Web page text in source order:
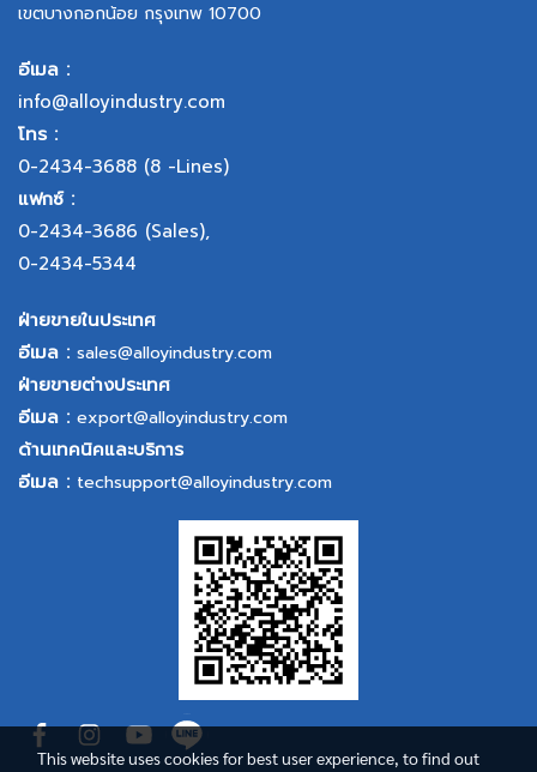
เขตบางกอกน้อย กรุงเทพ 10700
อีเมล :
info@alloyindustry.com
โทร :
0-2434-3688 (8 -Lines)
แฟกซ์ :
0-2434-3686 (Sales),
0-2434-5344
ฝ่ายขายในประเทศ
อีเมล : sales@alloyindustry.com
ฝ่ายขายต่างประเทศ
อีเมล : export@alloyindustry.com
ด้านเทคนิคและบริการ
อีเมล : techsupport@alloyindustry.com
This website uses cookies for best user experience, to find out